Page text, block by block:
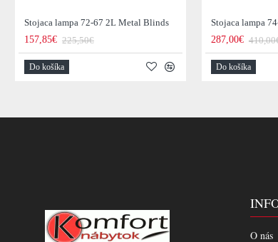
Stojaca lampa 72-67 2L Metal Blinds
157,85€ 225,50€
Do košíka
Stojaca lampa
287,00€
Do košíka
O nás